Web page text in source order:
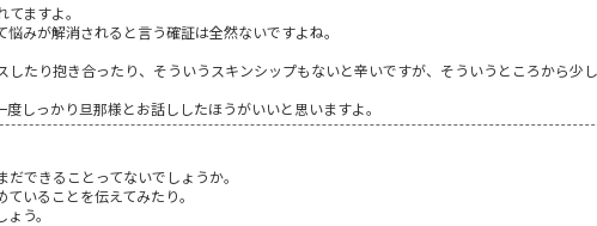
ますよ。
みが解消されると言う確証は全然ないですよね。
したり抱き合ったり、そういうスキンシップもないと辛いですが、そういうところから少
しっかり旦那様とお話ししたほうがいいと思いますよ。
できることってないでしょうか。
いることを伝えてみたり。
う。